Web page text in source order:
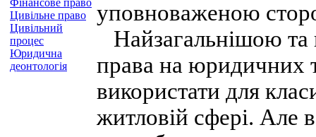
Фінансове право
Цивільне право
Цивільний
процес
Юридична
деонтологія
уповноваженою
Найзагальнішою та
права на юридичних
використати для
житловій сфері. Але